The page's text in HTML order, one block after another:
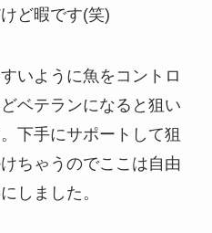
ど暇です(笑)
いように魚をコントロ
ベテランになると狙い
下手にサポートして狙
ちゃうのでここは自由
しました。